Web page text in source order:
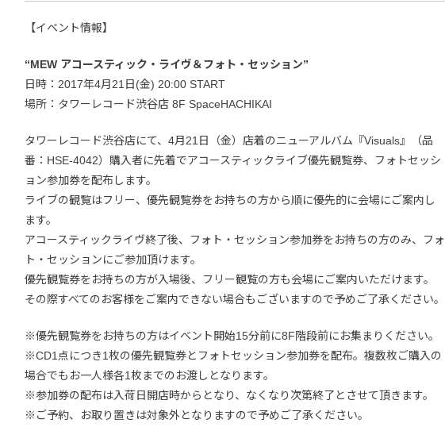
【イベント情報】
“MEW アコースティック・ライヴ＆フォト・セッション”
日時：2017年4月21日(金) 20:00 START
場所：タワーレコード渋谷店 8F SpaceHACHIKAI
タワーレコード渋谷店にて、4月21日（金）店着のニューアルバム『Visuals』（品
番：HSE-4042）購入者に先着でアコースティックライブ優先観覧券、フォトセッシ
ョン参加券を配布します。
ライブの観覧はフリー、優先観覧券をお持ちの方から順に優先的に会場にご案内し
ます。
アコースティックライヴ終了後、フォト・セッション参加券をお持ちの方のみ、フォ
ト・セッションにご参加頂けます。
優先観覧券をお持ちの方が入場後、フリー観覧の方も会場にご案内いただけます。
その際すべてのお客様をご案内できない場合もございますので予めご了承ください。
※優先観覧券をお持ちの方はイベント開始15分前に8F階段前にお集まりください。
※CD1点につき1枚の優先観覧券とフォトセッション参加券を配布。複数枚ご購入の
場合でもお一人様各1枚までのお渡しとなります。
※参加券の配布は入荷日開店時からとなり、なくなり次第終了とさせて頂きます。
※ご予約、お取り置きは対象外となりますので予めご了承ください。